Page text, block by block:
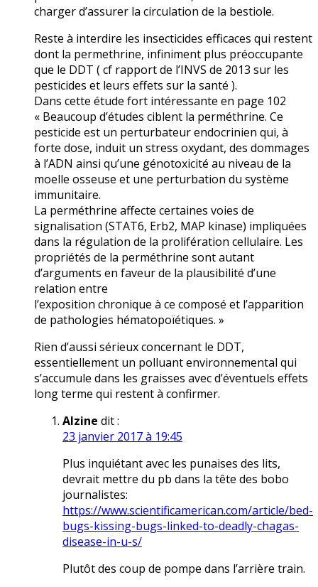
charger d’assurer la circulation de la bestiole.
Reste à interdire les insecticides efficaces qui restent
dont la permethrine, infiniment plus préoccupante
que le DDT ( cf rapport de l’INVS de 2013 sur les
pesticides et leurs effets sur la santé ).
Dans cette étude fort intéressante en page 102
« Beaucoup d’études ciblent la perméthrine. Ce
pesticide est un perturbateur endocrinien qui, à
forte dose, induit un stress oxydant, des dommages
à l’ADN ainsi qu’une génotoxicité au niveau de la
moelle osseuse et une perturbation du système
immunitaire.
La perméthrine affecte certaines voies de
signalisation (STAT6, Erb2, MAP kinase) impliquées
dans la régulation de la prolifération cellulaire. Les
propriétés de la perméthrine sont autant
d’arguments en faveur de la plausibilité d’une
relation entre
l’exposition chronique à ce composé et l’apparition
de pathologies hématopoïétiques. »
Rien d’aussi sérieux concernant le DDT,
essentiellement un polluant environnemental qui
s’accumule dans les graisses avec d’éventuels effets
long terme qui restent à confirmer.
Alzine dit :
23 janvier 2017 à 19:45
Plus inquiétant avec les punaises des lits,
devrait mettre du pb dans la tête des bobo
journalistes:
https://www.scientificamerican.com/article/bed-
bugs-kissing-bugs-linked-to-deadly-chagas-
disease-in-u-s/
Plutôt des coup de pompe dans l’arrière train.